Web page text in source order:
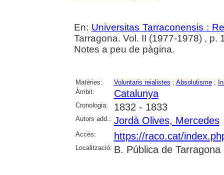
En: Universitas Tarraconensis :
Tarragona. Vol. II (1977-1978) , p.
Notes a peu de pàgina.
Matèries: Voluntaris reialistes ; Absolutisme;
Àmbit:
Catalunya
Cronologia: 1832 - 1833
Autors add.: Jordà Olives, Mercedes
Accés: https://raco.cat/
Localització: B. Pública de Tarragona